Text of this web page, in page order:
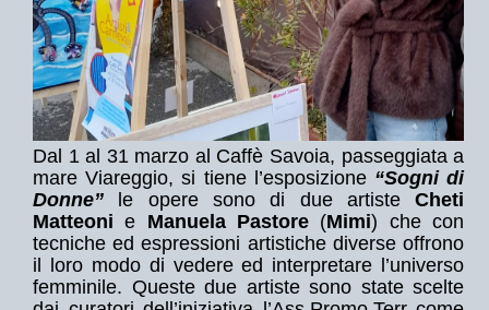
Dal 1 al 31 marzo al Caffè Savoia, passeggiata a
mare Viareggio, si tiene l’esposizione “Sogni di
Donne”
le opere sono di due artisteCheti
Matteoni e Manuela Pastore (Mimi) che con
tecniche ed espressioni artistiche diverse offrono
il loro modo di vedere ed interpretare l’universo
femminile. Queste due artiste sono state scelte